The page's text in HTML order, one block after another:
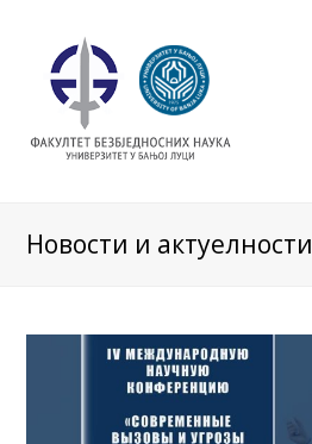
Новости и актуелности